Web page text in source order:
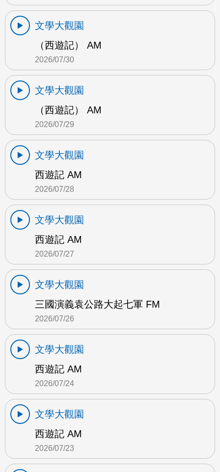
文學大觀園
（西遊記） AM
2026/07/30
文學大觀園
（西遊記） AM
2026/07/29
文學大觀園
西遊記 AM
2026/07/28
文學大觀園
西遊記 AM
2026/07/27
文學大觀園
三國演義袁公路大起七軍 FM
2026/07/26
文學大觀園
西遊記 AM
2026/07/24
文學大觀園
西遊記 AM
2026/07/23